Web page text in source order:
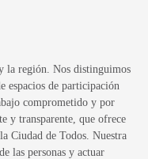
la región. Nos distinguimos
espacios de participación
comprometido y por
y transparente, que ofrece
Ciudad de Todos. Nuestra
las personas y actuar